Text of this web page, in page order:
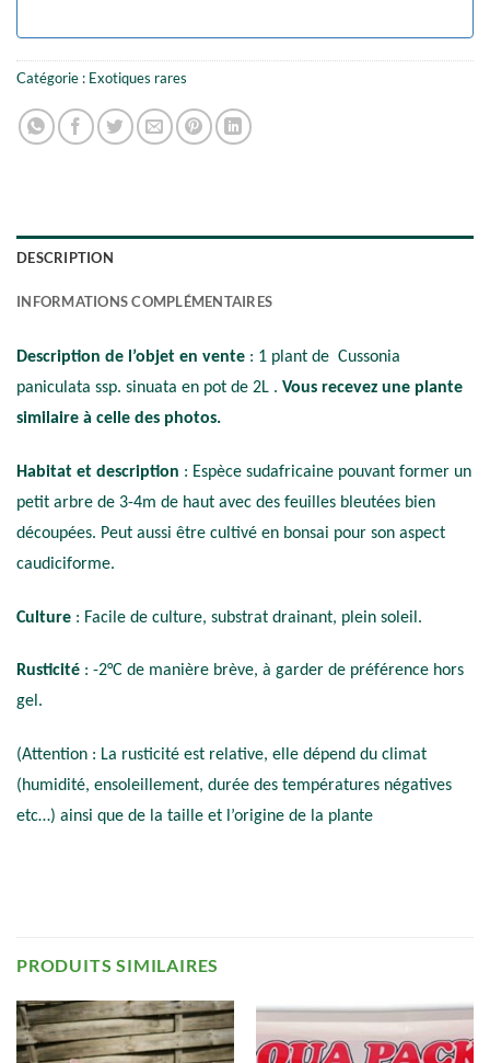
Catégorie : Exotiques rares
DESCRIPTION
INFORMATIONS COMPLÉMENTAIRES
Description de l’objet en vente : 1 plant de Cussonia
paniculata ssp. sinuata en pot de 2L . Vous recevez une plante
similaire à celle des photos.
Habitat et description : Espèce sudafricaine pouvant former un
petit arbre de 3-4m de haut avec des feuilles bleutées bien
découpées. Peut aussi être cultivé en bonsai pour son aspect
caudiciforme.
Culture : Facile de culture, substrat drainant, plein soleil.
Rusticité : -2°C de manière brève, à garder de préférence hors
gel.
(Attention : La rusticité est relative, elle dépend du climat
(humidité, ensoleillement, durée des températures négatives
etc…) ainsi que de la taille et l’origine de la plante
PRODUITS SIMILAIRES